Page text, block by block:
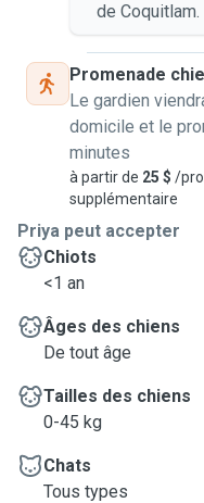
de Coquitlam.
Promenade
Le gardien
domicile et le
minutes
à partir de 25 $ /
supplémentaire
Priya peut accepter
Chiots
<1 an
Âges des chiens
De tout âge
Tailles des chiens
0-45 kg
Chats
Tous types